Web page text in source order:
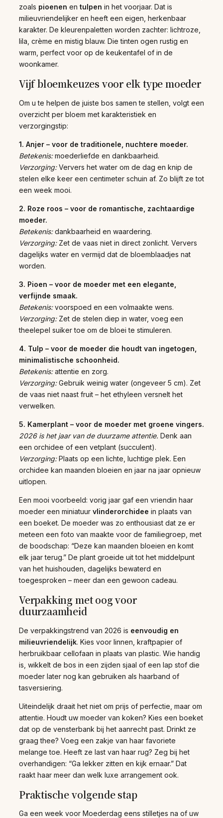
zoals pioenen en tulpen in het voorjaar. Dat is
milieuvriendelijker en heeft een eigen, herkenbaar
karakter. De kleurenpaletten worden zachter: lichtroze,
lila, crème en mistig blauw. Die tinten ogen rustig en
warm, perfect voor op de keukentafel of in de
woonkamer.
Vijf bloemkeuzes voor elk type moeder
Om u te helpen de juiste bos samen te stellen, volgt een
overzicht per bloem met karakteristiek en
verzorgingstip:
1. Anjer – voor de traditionele, nuchtere moeder.
Betekenis:moederliefde en dankbaarheid.
Verzorging:Ververs het water om de dag en knip de
stelen elke keer een centimeter schuin af. Zo blijft ze tot
een week mooi.
2. Roze roos – voor de romantische, zachtaardige
moeder.
Betekenis:dankbaarheid en waardering.
Verzorging:Zet de vaas niet in direct zonlicht. Ververs
dagelijks water en vermijd dat de bloemblaadjes nat
worden.
3. Pioen – voor de moeder met een elegante,
verfijnde smaak.
Betekenis:voorspoed en een volmaakte wens.
Verzorging:Zet de stelen diep in water, voeg een
theelepel suiker toe om de bloei te stimuleren.
4. Tulp – voor de moeder die houdt van ingetogen,
minimalistische schoonheid.
Betekenis:attentie en zorg.
Verzorging:Gebruik weinig water (ongeveer 5 cm). Zet
de vaas niet naast fruit – het ethyleen versnelt het
verwelken.
5. Kamerplant – voor de moeder met groene vingers.
2026 is het jaar van de duurzame attentie. Denk aan
een orchidee of een vetplant (succulent).
Verzorging:Plaats op een lichte, luchtige plek. Een
orchidee kan maanden bloeien en jaar na jaar opnieuw
uitlopen.
Een mooi voorbeeld: vorig jaar gaf een vriendin haar
moeder een miniatuur vlinderorchidee in plaats van
een boeket. De moeder was zo enthousiast dat ze er
meteen een foto van maakte voor de familiegroep, met
de boodschap: “Deze kan maanden bloeien en komt
elk jaar terug.” De plant groeide uit tot het middelpunt
van het huishouden, dagelijks bewaterd en
toegesproken – meer dan een gewoon cadeau.
Verpakking met oog voor
duurzaamheid
De verpakkingstrend van 2026 is eenvoudig en
milieuvriendelijk. Kies voor linnen, kraftpapier of
herbruikbaar cellofaan in plaats van plastic. Wie handig
is, wikkelt de bos in een zijden sjaal of een lap stof die
moeder later nog kan gebruiken als haarband of
tasversiering.
Uiteindelijk draait het niet om prijs of perfectie, maar om
attentie. Houdt uw moeder van koken? Kies een boeket
dat op de vensterbank bij het aanrecht past. Drinkt ze
graag thee? Voeg een zakje van haar favoriete
melange toe. Heeft ze last van haar rug? Zeg bij het
overhandigen: “Ga lekker zitten en kijk ernaar.” Dat
raakt haar meer dan welk luxe arrangement ook.
Praktische volgende stap
Ga een week voor Moederdag eens stilletjes na of uw